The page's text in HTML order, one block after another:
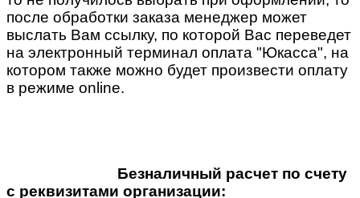
после обработки заказа менеджер может
выслать Вам ссылку, по которой Вас переведет
на электронный терминал оплата "Юкасса", на
котором также можно будет произвести оплату
в режиме online.
Безналичный расчет по счету
с реквизитами организации: